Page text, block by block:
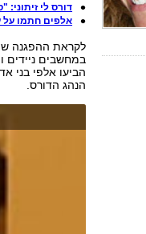
דורס לי
אלפים חתמו על
לקראת ההפגנה
במחשבים ניידים
הביעו אלפי בני
הנהג הדורס.